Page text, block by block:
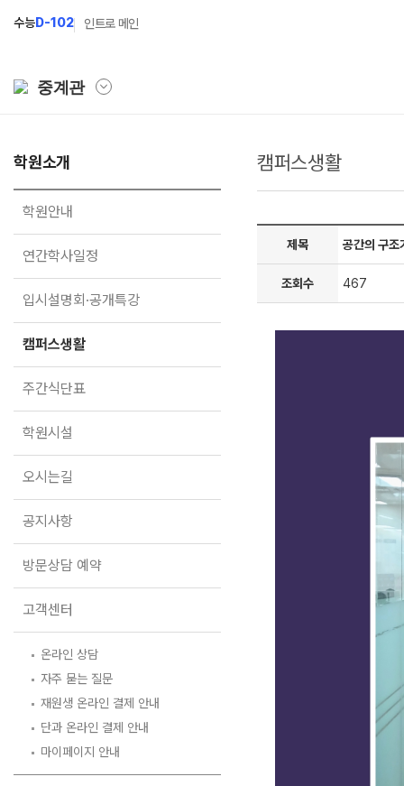
수능D-102 인트로 메인
중계관
학원소개
학원안내
연간학사일정
캠퍼스생활
주간식단표
학원시설
오시는길
공지사항
방문상담 예약
고객센터
온라인 상담
자주 묻는 질문
마이페이지 안내
N Class
2027 파이널 정규반
2027 N수 정규반
2027 반수반
학원소개
학원안내
연간학사일정
입시설명회·공개특강
캠퍼스생활
주간식단표
학원시설
오시는길
공지사항
방문상담 예약
고객센터
온라인 상담
자주 묻는 질문
재원생 온라인 결제 안내
단과 온라인 결제 안내
마이페이지 안내
캠퍼스생활
제목 공간의 구조
조회수 467